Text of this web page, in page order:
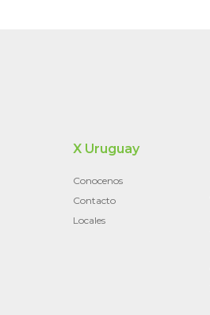
X Uruguay
Conocenos
Contacto
Locales